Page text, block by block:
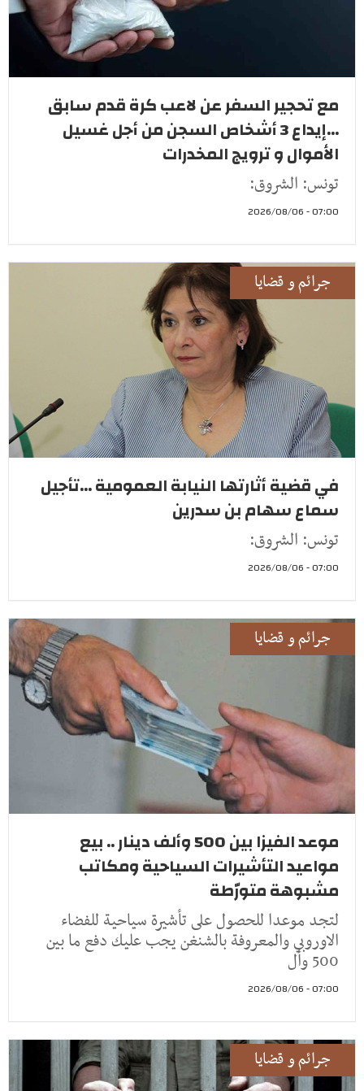
مع تحجير السفر عن لاعب كرة قدم سابق
...إيداع 3 أشخاص السجن من أجل غسيل
الأموال و ترويج المخدرات
تونس: الشروق:
07:00 - 2026/08/06
جرائم و قضايا
في قضية أثارتها النيابة العمومية ...تأجيل
سماع سهام بن سدرين
تونس: الشروق:
07:00 - 2026/08/06
جرائم و قضايا
موعد الفيزا بين 500 وألف دينار .. بيع
مواعيد التأشيرات السياحية ومكاتب
مشبوهة متورّطة
لتجد موعدا للحصول على تأشيرة سياحية للفضاء
الاوروبي والمعروفة بالشنغن يجب عليك دفع ما بين
500 وأل
07:00 - 2026/08/06
جرائم و قضايا